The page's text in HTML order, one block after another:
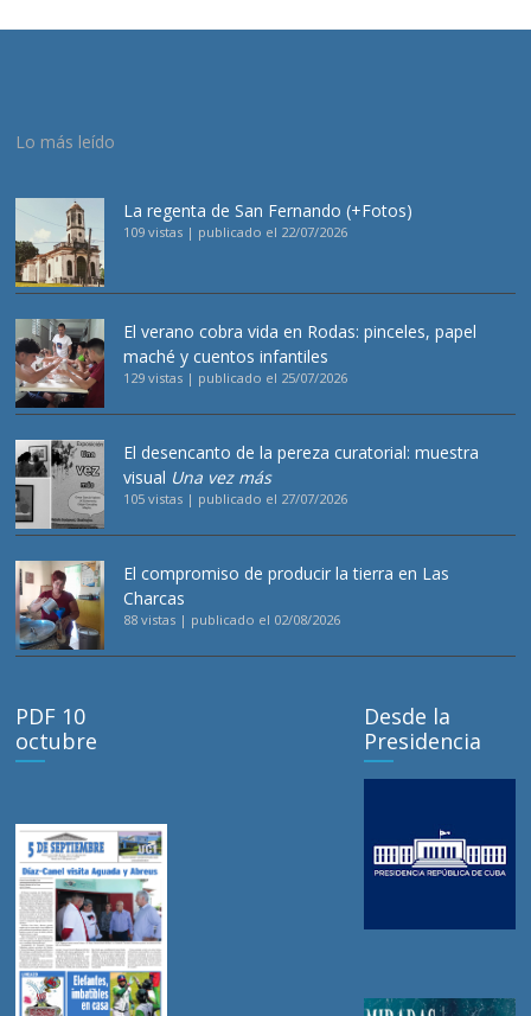
Lo más leído
La regenta de San Fernando (+Fotos)
109 vistas | publicado el 22/07/2026
El verano cobra vida en Rodas: pinceles, papel
maché y cuentos infantiles
129 vistas | publicado el 25/07/2026
El desencanto de la pereza curatorial: muestra
visual Una vez más
105 vistas | publicado el 27/07/2026
El compromiso de producir la tierra en Las
Charcas
88 vistas | publicado el 02/08/2026
PDF 10
octubre
Desde la
Presidencia